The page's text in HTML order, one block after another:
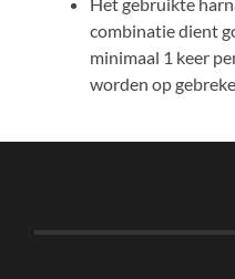
combinatie dient
minimaal 1 keer
worden op